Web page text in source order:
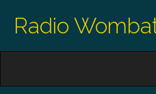
Radio